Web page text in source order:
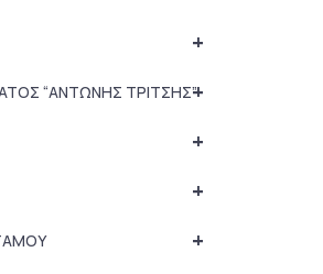
+
+
“ΑΝΤΩΝΗΣ ΤΡΙΤΣΗΣ”
+
+
+